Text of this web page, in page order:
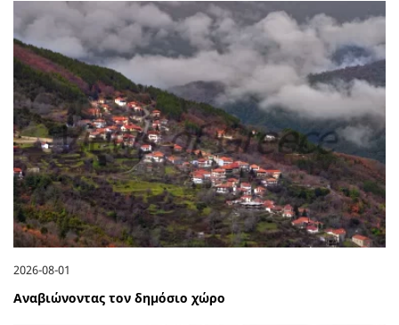
2026-08-01
Αναβιώνοντας τον δημόσιο χώρο